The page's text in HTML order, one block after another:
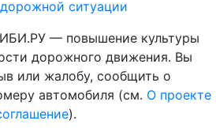
ситуации
— повышение культуры
дорожного движения. Вы
или жалобу, сообщить о
автомобиля (см. О проекте
).